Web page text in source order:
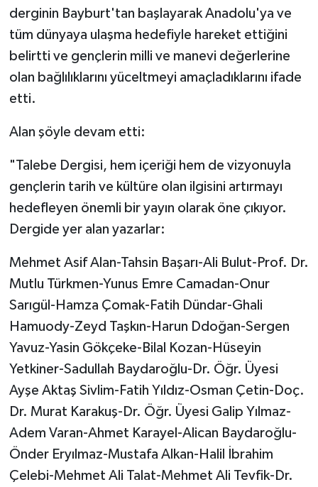
derginin Bayburt'tan başlayarak Anadolu'ya ve
tüm dünyaya ulaşma hedefiyle hareket ettiğini
belirtti ve gençlerin milli ve manevi değerlerine
olan bağlılıklarını yüceltmeyi amaçladıklarını ifade
etti.
Alan şöyle devam etti:
"Talebe Dergisi, hem içeriği hem de vizyonuyla
gençlerin tarih ve kültüre olan ilgisini artırmayı
hedefleyen önemli bir yayın olarak öne çıkıyor.
Dergide yer alan yazarlar:
Mehmet Asif Alan-Tahsin Başarı-Ali Bulut-Prof. Dr.
Mutlu Türkmen-Yunus Emre Camadan-Onur
Sarıgül-Hamza Çomak-Fatih Dündar-Ghali
Hamuody-Zeyd Taşkın-Harun Ddoğan-Sergen
Yavuz-Yasin Gökçeke-Bilal Kozan-Hüseyin
Yetkiner-Sadullah Baydaroğlu-Dr. Öğr. Üyesi
Ayşe Aktaş Sivlim-Fatih Yıldız-Osman Çetin-Doç.
Dr. Murat Karakuş-Dr. Öğr. Üyesi Galip Yılmaz-
Adem Varan-Ahmet Karayel-Alican Baydaroğlu-
Önder Eryılmaz-Mustafa Alkan-Halil İbrahim
Çelebi-Mehmet Ali Talat-Mehmet Ali Tevfik-Dr.